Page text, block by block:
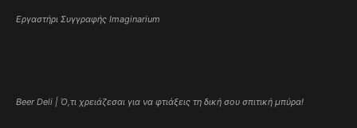
Εργαστήρι Συγγραφής Imaginarium
Beer Deli | Ό,τι χρειάζεσαι για να φτιάξεις τη δική σου σπιτική μπύρα!